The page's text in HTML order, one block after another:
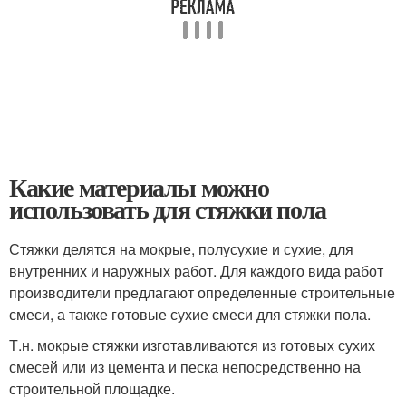
Какие материалы можно
использовать для стяжки пола
Стяжки делятся на мокрые, полусухие и сухие, для
внутренних и наружных работ. Для каждого вида работ
производители предлагают определенные строительные
смеси, а также готовые сухие смеси для стяжки пола.
Т.н. мокрые стяжки изготавливаются из готовых сухих
смесей или из цемента и песка непосредственно на
строительной площадке.